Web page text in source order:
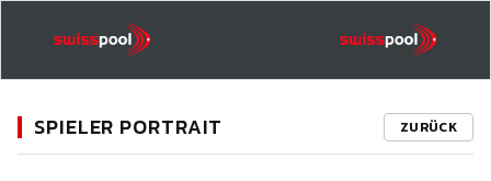
SPIELER PORTRAIT ZURÜCK